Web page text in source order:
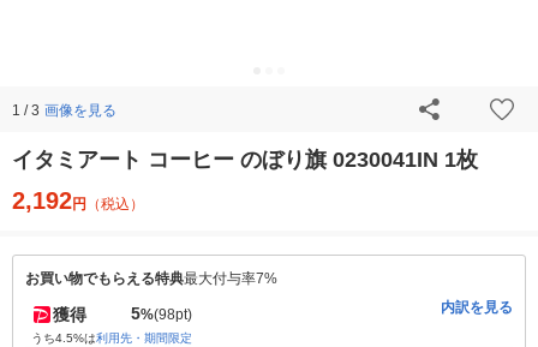
1 / 3 画像を見る
イタミアート コーヒー のぼり旗 0230041IN 1枚
2,192円 （税込）
お買い物でもらえる特典最大付与率7%
獲得 5%(98pt)
うち4.5%は利用先・期間限定
内訳を見る